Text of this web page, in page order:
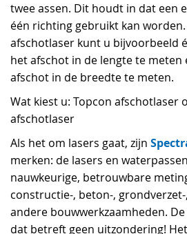
twee assen. Dit houdt in dat een
één richting gebruikt kan
afschotlaser kunt u bijvoorbeeld
het afschot in de lengte te meten
afschot in de breedte te meten.
Wat kiest u: Topcon afschotlaser
afschotlaser
Als het om lasers gaat, zijn
merken: de lasers en
nauwkeurige, betrouwbare
constructie-, beton-,
andere bouwwerkzaamheden.
dat betreft geen uitzondering!